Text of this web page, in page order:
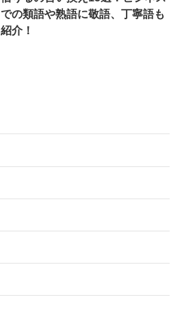
での類語や熟語に敬語、丁寧語も
紹介！